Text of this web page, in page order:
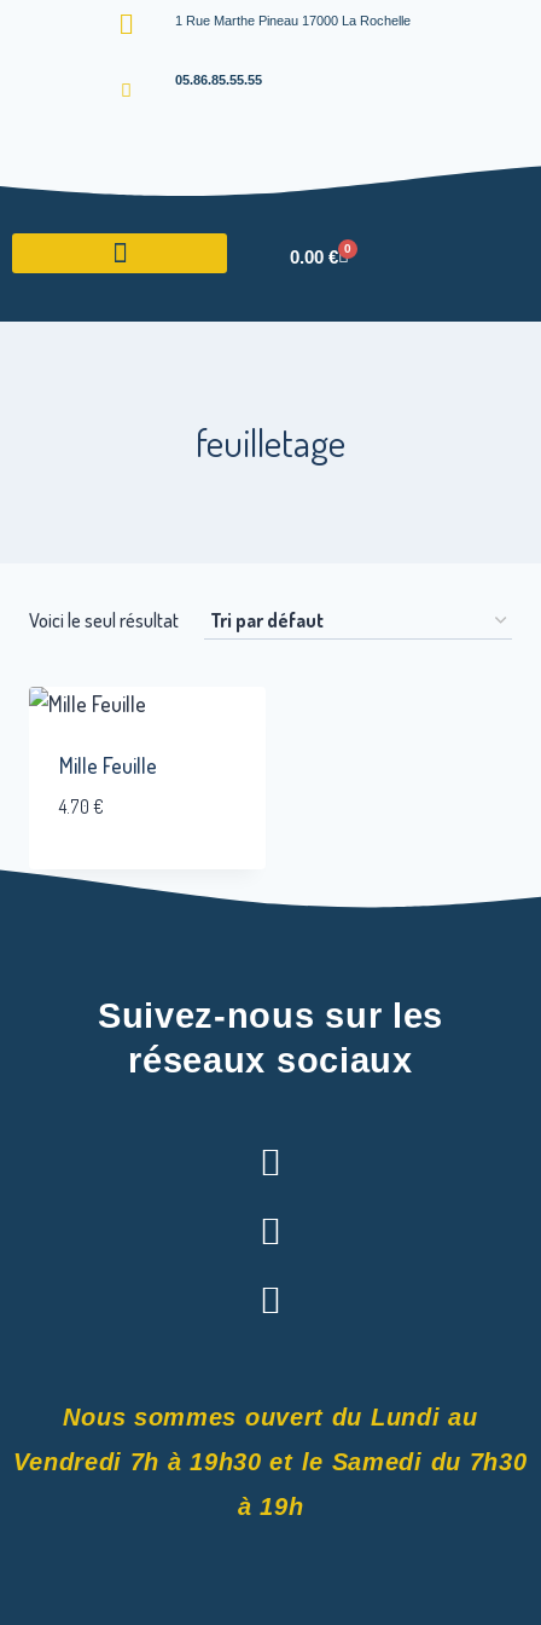
1 Rue Marthe Pineau 17000 La Rochelle
05.86.85.55.55
0.00 € 0
feuilletage
Voici le seul résultat
Mille Feuille
4.70 €
Suivez-nous sur les
réseaux sociaux
Nous sommes ouvert du Lundi au
Vendredi 7h à 19h30 et le Samedi du 7h30
à 19h